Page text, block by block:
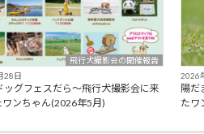
飛行犬撮影会の開催報告
28日
ッグフェスだら～飛行犬撮影会に来
ワンちゃん(2026年5月)
2026
陽だ
たワ